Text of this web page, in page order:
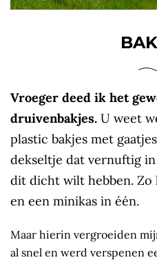
Vroeger deed ik het
druivenbakjes. U weet
plastic bakjes met
dekseltje dat vernuftig
dit dicht wilt hebben. Zo
en een minikas in één.
Maar hierin vergroeiden
al snel en werd verspenen